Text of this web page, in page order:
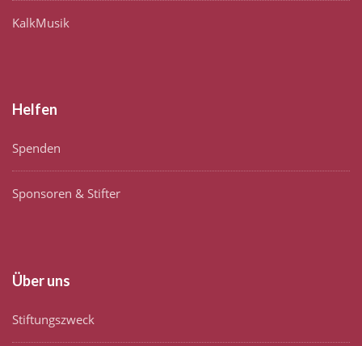
KalkMusik
Helfen
Spenden
Sponsoren & Stifter
Über uns
Stiftungszweck